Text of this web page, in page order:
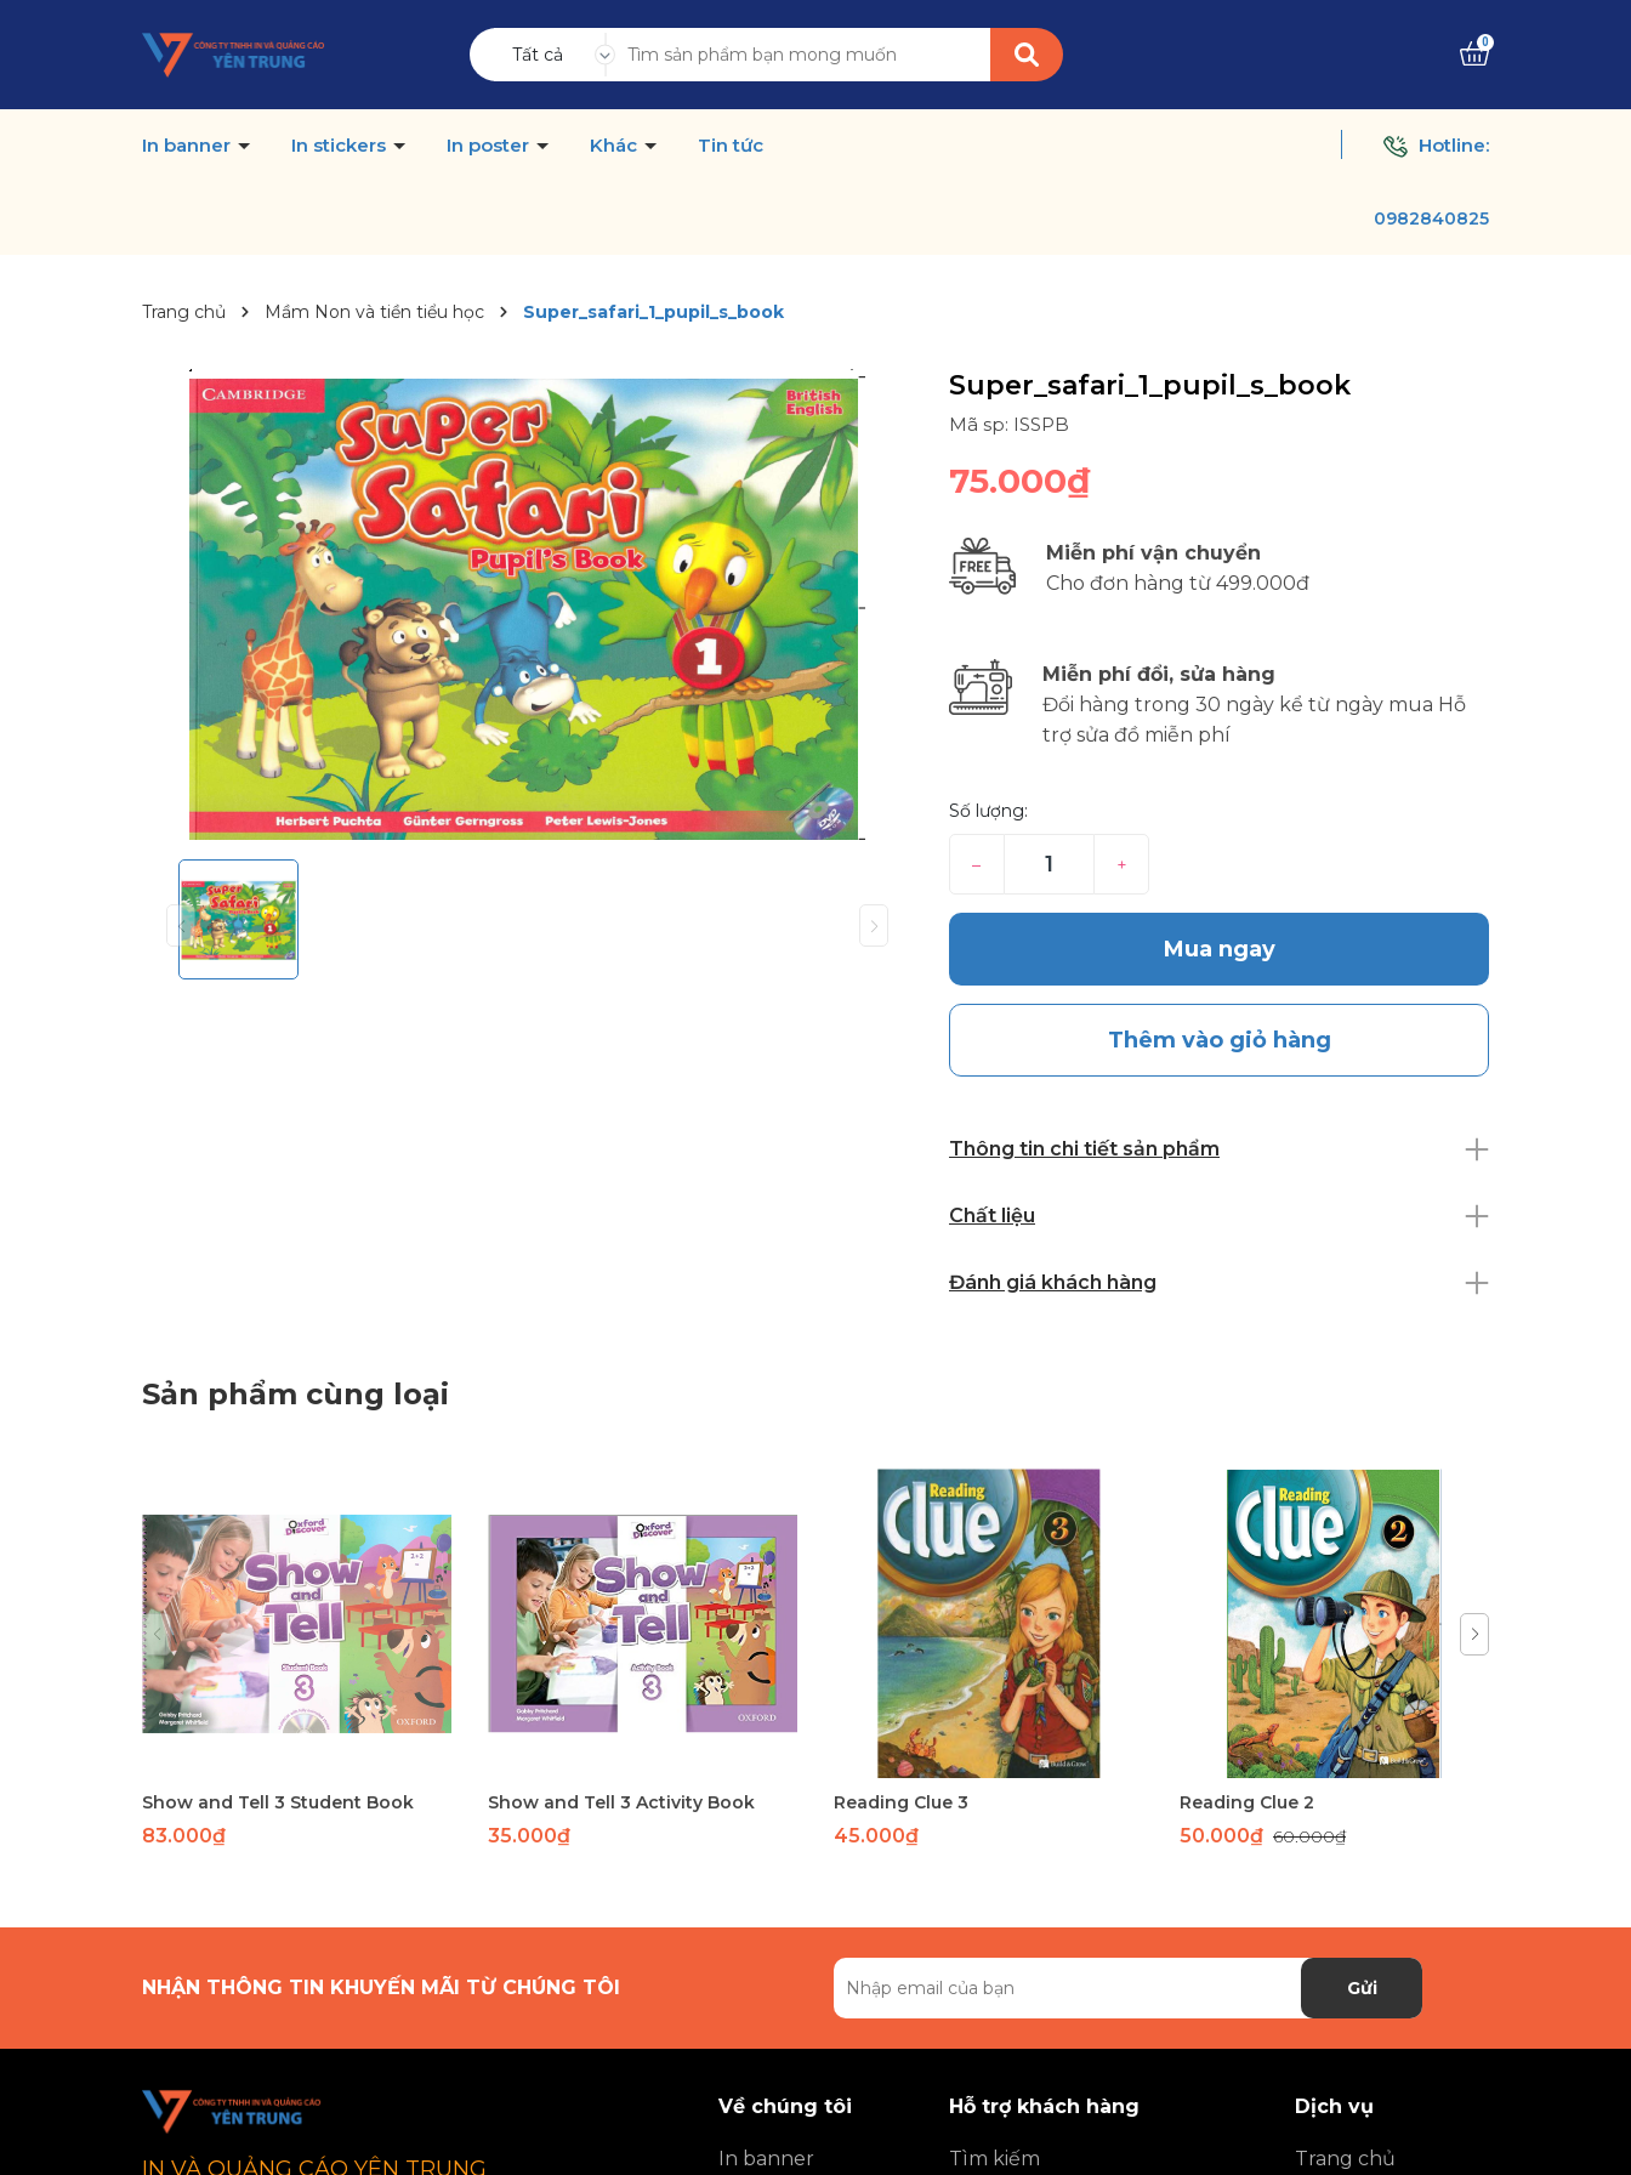
Tất cả
0
In banner In stickers In poster Khác Tin tức Hotline:
0982840825
Trang chủ Mầm Non và tiền tiểu học Super_safari_1_pupil_s_book
Super_safari_1_pupil_s_book
Mã sp: ISSPB
75.000₫
Miễn phí vận chuyển
Cho đơn hàng từ 499.000đ
Miễn phí đổi, sửa hàng
Đổi hàng trong 30 ngày kể từ ngày mua Hỗ
trợ sửa đồ miễn phí
Số lượng:
– +
Mua ngay
Thêm vào giỏ hàng
Thông tin chi tiết sản phẩm
Chất liệu
Đánh giá khách hàng
Sản phẩm cùng loại
Show and Tell 3 Student Book
83.000₫
Show and Tell 3 Activity Book
35.000₫
Reading Clue 3
45.000₫
Reading Clue 2
50.000₫ 60.000₫
NHẬN THÔNG TIN KHUYẾN MÃI TỪ CHÚNG TÔI Gửi
IN VÀ QUẢNG CÁO YÊN TRUNG
Về chúng tôi
In banner
Hỗ trợ khách hàng
Tìm kiếm
Dịch vụ
Trang chủ